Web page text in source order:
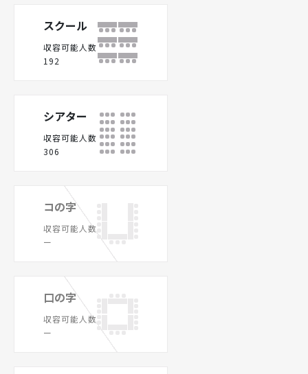
スクール
収容可能人数
192
シアター
収容可能人数
306
コの字
収容可能人数
ー
口の字
収容可能人数
ー